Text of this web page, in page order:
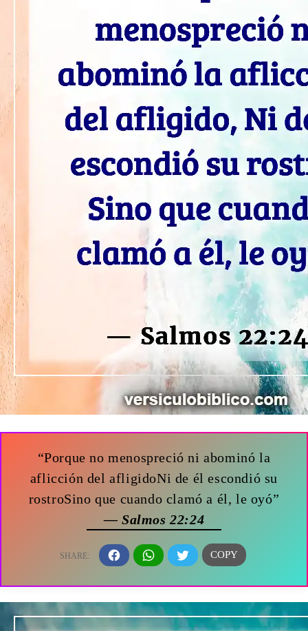
“Porque no menospreció ni abominó la
aflicción del afligidoNi de él escondió su
rostroSino que cuando clamó a él, le oyó”
— Salmos 22:24